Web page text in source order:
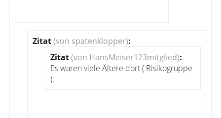
Zitat(von spatenklopper):
Zitat(von HansMeiser123mitglied):
Es waren viele Ältere dort ( Risikogruppe
).